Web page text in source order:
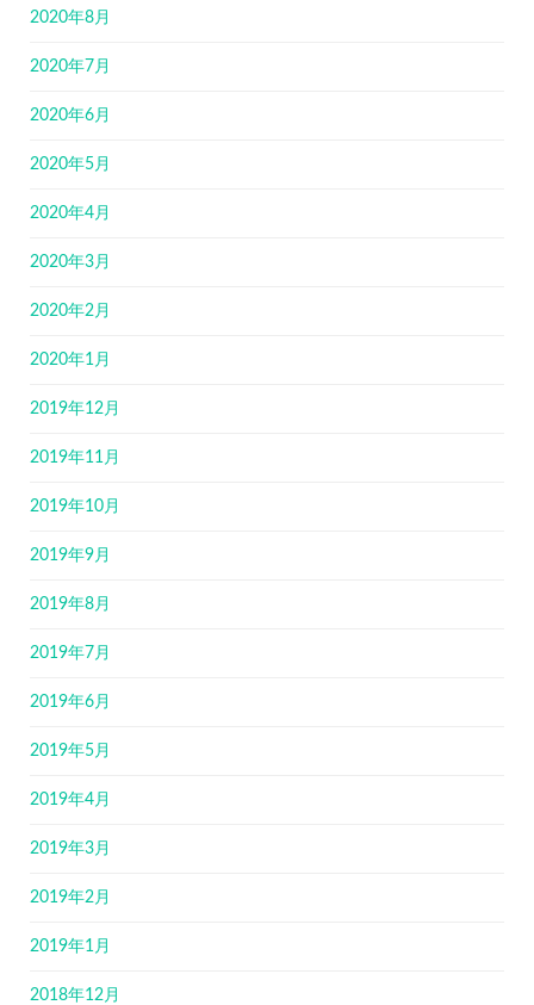
2020年8月
2020年7月
2020年6月
2020年5月
2020年4月
2020年3月
2020年2月
2020年1月
2019年12月
2019年11月
2019年10月
2019年9月
2019年8月
2019年7月
2019年6月
2019年5月
2019年4月
2019年3月
2019年2月
2019年1月
2018年12月